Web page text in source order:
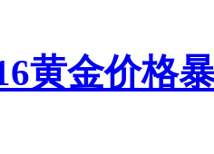
黄金价格